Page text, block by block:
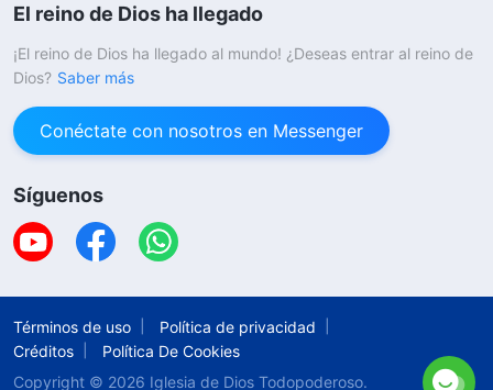
El reino de Dios ha llegado
¡El reino de Dios ha llegado al mundo! ¿Deseas entrar al reino de
Dios? Saber más
Conéctate con nosotros en Messenger
Síguenos
Términos de uso
Política de privacidad
Créditos
Política De Cookies
Copyright © 2026 Iglesia de Dios Todopoderoso.